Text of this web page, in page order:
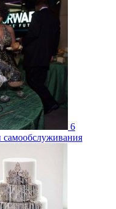
6
самообслуживания